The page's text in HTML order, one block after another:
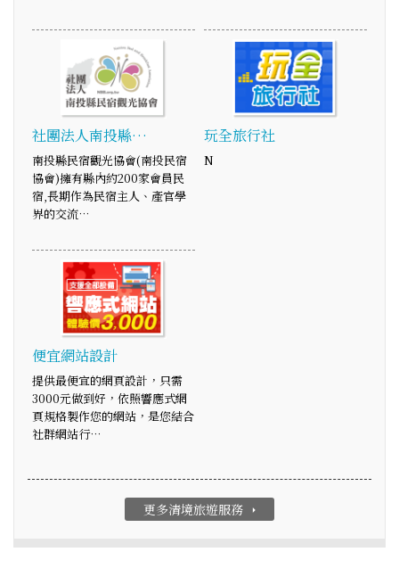
社團法人南投縣…
南投縣民宿觀光協會(南投民宿
協會)擁有縣內約200家會員民
宿,長期作為民宿主人、產官學
界的交流…
玩全旅行社
N
便宜網站設計
提供最便宜的網頁設計，只需
3000元做到好，依照響應式網
頁規格製作您的網站，是您結合
社群網站行…
更多清境旅遊服務 arrow_right